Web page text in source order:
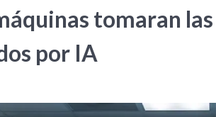
tomaran
por IA